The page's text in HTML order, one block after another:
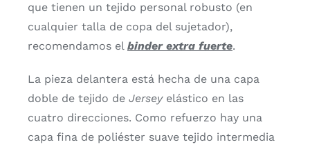
que tienen un tejido personal robusto (en
cualquier talla de copa del sujetador),
recomendamos el binder extra fuerte.
La pieza delantera está hecha de una capa
doble de tejido de Jerseyelástico en las
cuatro direcciones. Como refuerzo hay una
capa fina de poliéster suave tejido intermedia